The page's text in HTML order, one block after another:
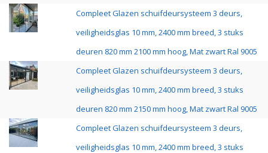
Compleet Glazen schuifdeursysteem 3 deurs,
veiligheidsglas 10 mm, 2400 mm breed, 3 stuks
deuren 820 mm 2100 mm hoog, Mat zwart Ral 9005
Compleet Glazen schuifdeursysteem 3 deurs,
veiligheidsglas 10 mm, 2400 mm breed, 3 stuks
deuren 820 mm 2150 mm hoog, Mat zwart Ral 9005
Compleet Glazen schuifdeursysteem 3 deurs,
veiligheidsglas 10 mm, 2400 mm breed, 3 stuks